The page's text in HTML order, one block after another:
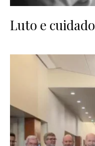
Luto e cuidado